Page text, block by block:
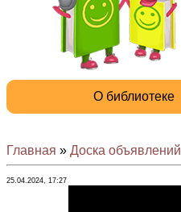
О библиотеке
Главная » Доска объявлений
25.04.2024, 17:27